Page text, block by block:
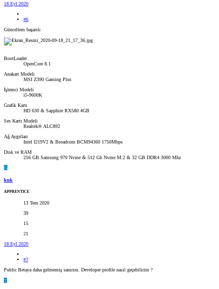
18 Eyl 2020
#6
Güncellem başarılı
.
BootLoader
OpenCore 8.1
Anakart Modeli
MSI Z390 Gaming Plus
İşlemci Modeli
i5-9600K
Grafik Kartı
HD 630 & Sapphire RX580 4GB
Ses Kartı Modeli
Realtek® ALC892
Ağ Aygıtları
Intel I219V2 & Broadcom BCM94360 1750Mbps
Disk ve RAM
256 GB Samsung 970 Nvme & 512 Gb Nvme M.2 & 32 GB DDR4 3000 Mhz
K
kuk
APPRENTICE
13 Tem 2020
39
15
21
18 Eyl 2020
#7
Public Betaya daha gelmemiş sanırım. Developer profile nasıl geçebilirim ?
T